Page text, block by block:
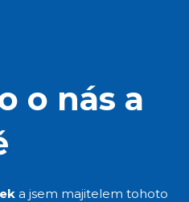
o nás a
a jsem majitelem tohoto